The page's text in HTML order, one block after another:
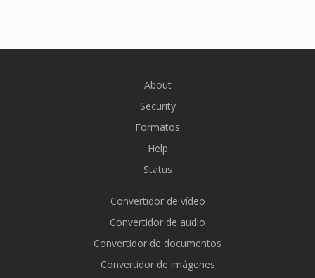
About
Security
Formatos
Help
Status
Convertidor de vídeo
Convertidor de audio
Convertidor de documentos
Convertidor de imágenes